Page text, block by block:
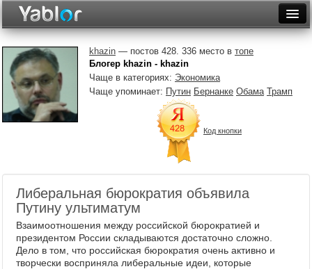
Неделя
Месяц
Рейтинги
Архив
Видеотоп
khazin — постов 428. 336 место в топе
Блогер khazin - khazin
Чаще в категориях: Экономика
Чаще упоминает: Путин Бернанке Обама Трамп
Код кнопки
Либеральная бюрократия объявила
Путину ультиматум
Взаимоотношения между российской бюрократией и
президентом России складываются достаточно сложно.
Дело в том, что российская бюрократия очень активно и
творчески восприняла либеральные идеи, которые